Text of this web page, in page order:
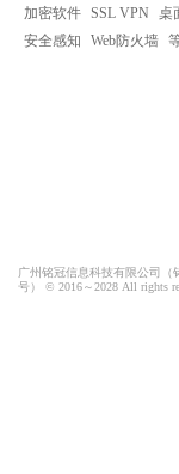
加密软件 SSL VPN 桌
安全感知
Web防火墙
广州铭冠信息科技有限公司（
号） © 2016～2028 All rights